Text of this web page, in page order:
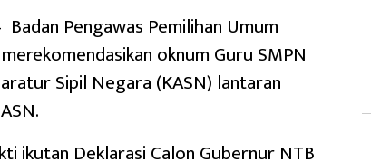
Badan Pengawas Pemilihan Umum
oknum Guru SMPN
Sipil Negara (KASN) lantaran
ikutan Deklarasi Calon Gubernur NTB